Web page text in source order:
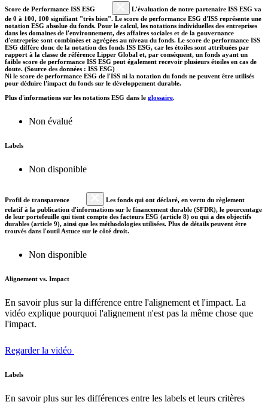
Score de Performance ISS ESG
L'évaluation de notre partenaire ISS ESG va
de 0 à 100, 100 signifiant "très bien". Le score de performance ESG d'ISS représente une
notation ESG absolue du fonds. Pour le calcul, les notations individuelles des entreprises
dans les domaines de l'environnement, des affaires sociales et de la gouvernance
d'entreprise sont combinées et agrégées au niveau du fonds. Le score de performance ISS
ESG diffère donc de la notation des fonds ISS ESG, car les étoiles sont attribuées par
rapport à la classe de référence Lipper Global et, par conséquent, un fonds ayant un
faible score de performance ISS ESG peut également recevoir plusieurs étoiles en cas de
doute. (Source des données : ISS ESG)
Ni le score de performance ESG de l'ISS ni la notation du fonds ne peuvent être utilisés
pour déduire l'impact du fonds sur le développement durable.
Plus d'informations sur les notations ESG dans le glossaire.
Non évalué
Labels
Non disponible
Profil de transparence
Les fonds qui ont déclaré, en vertu du règlement
relatif à la publication d'informations sur le financement durable (SFDR), le pourcentage
de leur portefeuille qui tient compte des facteurs ESG (article 8) ou qui a des objectifs
durables (article 9), ainsi que les méthodologies utilisées. Plus de détails peuvent être
trouvés dans l'outil Astuce sur le côté droit.
Non disponible
Alignement vs. Impact
En savoir plus sur la différence entre l'alignement et l'impact. La
vidéo explique pourquoi l'alignement n'est pas la même chose que
l'impact.
Regarder la vidéo
Labels
En savoir plus sur les différences entre les labels et leurs critères